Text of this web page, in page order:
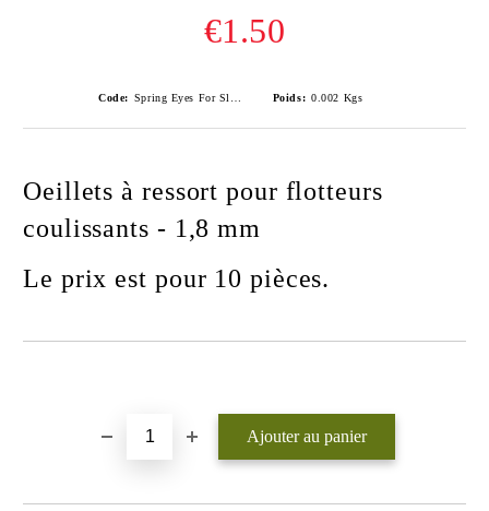
€1.50
Code: Poids: 0.002 Kgs
Oeillets à ressort pour flotteurs
coulissants - 1,8 mm
Le prix est pour 10 pièces.